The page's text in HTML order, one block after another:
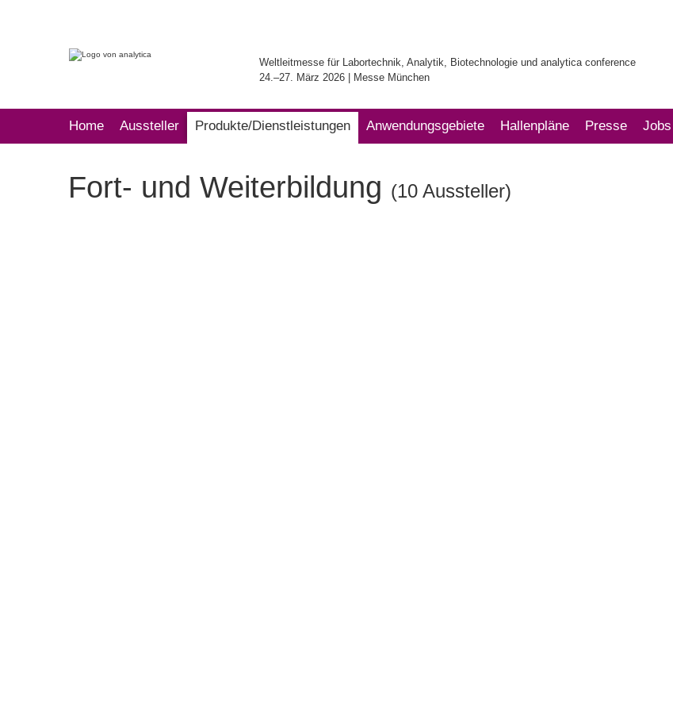
Weltleitmesse für Labortechnik, Analytik, Biotechnologie und analytica conference
24.–27. März 2026 | Messe München
Home Aussteller Produkte/Dienstleistungen Anwendungsgebiete Hallenpläne Presse Jobs
Fort- und Weiterbildung (10 Aussteller)